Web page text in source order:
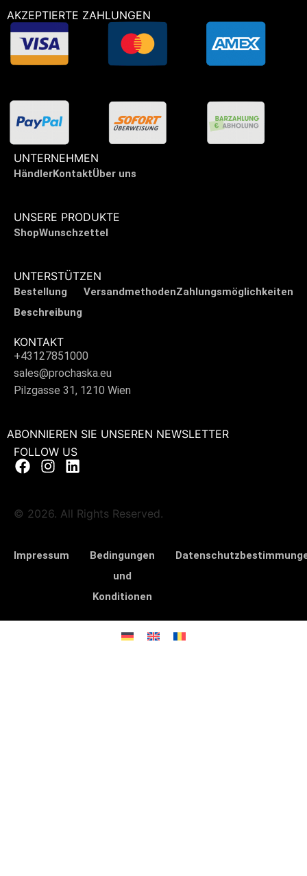
AKZEPTIERTE ZAHLUNGEN
UNTERNEHMEN
HändlerKontaktÜber uns
UNSERE PRODUKTE
ShopWunschzettel
UNTERSTÜTZEN
Bestellung
Beschreibung
VersandmethodenZahlungsmöglichkeiten
KONTAKT
+43127851000
sales@prochaska.eu
Pilzgasse 31, 1210 Wien
ABONNIEREN SIE UNSEREN NEWSLETTER
FOLLOW US
© 2026. All Rights Reserved.
Impressum
Bedingungen
und
Konditionen